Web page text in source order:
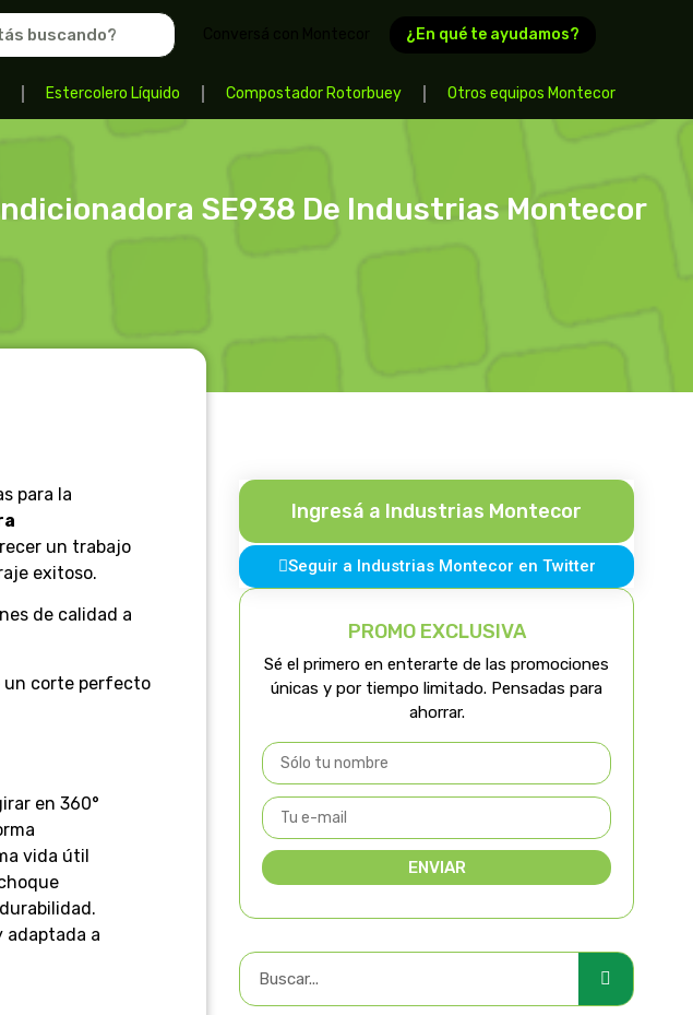
¿En qué te ayudamos?
Estercolero Líquido Compostador Rotorbuey Otros equipos Montecor
SE938 De Industrias Montecor
para la
un trabajo
exitoso.
de calidad a
un corte perfecto
en 360°
vida útil
adaptada a
Ingresá a Industrias Montecor
Seguir a Industrias Montecor en Twitter
PROMO EXCLUSIVA
Sé el primero en enterarte de las promociones
únicas y por tiempo limitado. Pensadas para
ahorrar.
ENVIAR